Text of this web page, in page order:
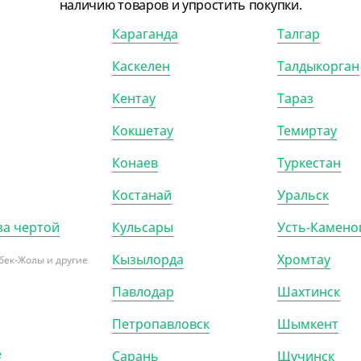
без держателя,
10 шт/уп,
АРТ. 35274
наличию товаров и упростить покупки.
чертой
Жолы и другие
Караганда
Каскелен
Кентау
Кокшетау
Конаев
Костанай
Кульсары
Кызылорда
Павлодар
Петропавловск
Сарань
Талгар
Талдыкорган
Тараз
Темиртау
Туркестан
Уральск
Усть-
Хромтау
Шахтинск
Шымкент
Щучинск